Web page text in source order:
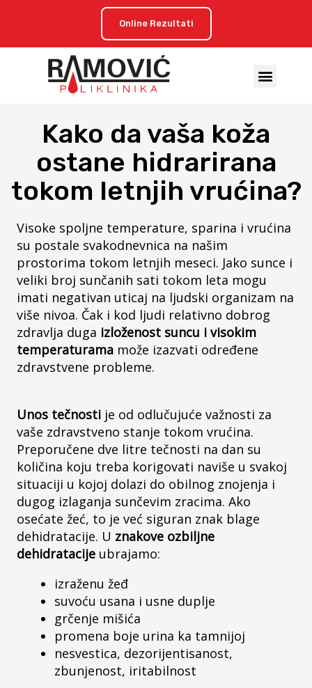
Online Rezultati
Kako da vaša koža
ostane hidrarirana
tokom letnjih vrućina?
Visoke spoljne temperature, sparina i vrućina
su postale svakodnevnica na našim
prostorima tokom letnjih meseci. Jako sunce i
veliki broj sunčanih sati tokom leta mogu
imati negativan uticaj na ljudski organizam na
više nivoa. Čak i kod ljudi relativno dobrog
zdravlja duga izloženost suncu i visokim
temperaturamamože izazvati određene
zdravstvene probleme.
Unos tečnostije od odlučujuće važnosti za
vaše zdravstveno stanje tokom vrućina.
Preporučene dve litre tečnosti na dan su
količina koju treba korigovati naviše u svakoj
situaciji u kojoj dolazi do obilnog znojenja i
dugog izlaganja sunčevim zracima. Ako
osećate žeć, to je već siguran znak blage
dehidratacije. U znakove ozbiljne
dehidratacijeubrajamo:
izraženu žeđ
suvoću usana i usne duplje
grčenje mišića
promena boje urina ka tamnijoj
nesvestica, dezorijentisanost,
zbunjenost, iritabilnost